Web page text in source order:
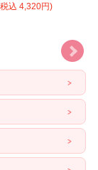
込 4,320円)